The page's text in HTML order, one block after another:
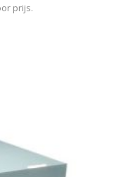
prijs.